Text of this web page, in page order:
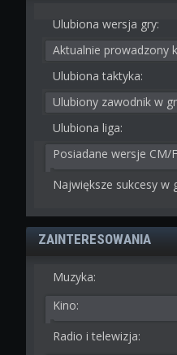
Ulubiona wersja gry:
Aktualnie prowadzony
Ulubiona taktyka:
Ulubiony zawodnik w
Ulubiona liga:
Posiadane wersje CM/
Największe sukcesy w
ZAINTERESOWANIA
Muzyka:
Kino:
Radio i telewizja: